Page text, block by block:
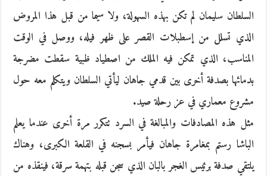
السلطان سليمان لم تكن بهذه السهولة، ولا سيما من قبل هذا المروض
الذي تسلل من إسطبلات القصر على ظهر فيله، ووصل في الوقت
المناسب، الذي تمكن فيه الملك من اصطياد ظبية سقطت مضرجة
بدمائها بصدفة أخرى بين قدمي جاهان ليأتي السلطان ويتكلم معه حول
مشروع معماري في عز رحلة صيد.
مثل هذه المصادفات والمبالغة في السرد تتكرر مرة أخرى عندما يعلم
الباشا رستم بمغامرة جاهان فيأمر بسجنه في القلعة الكبرى، وهناك
يلتقي صدفة برئيس الغجر بالبان الذي سجن قبله بتهمة سرقة، فينقذه من